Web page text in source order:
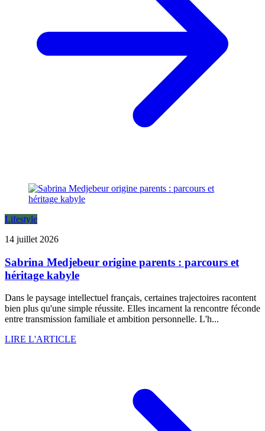
Lifestyle
14 juillet 2026
Sabrina Medjebeur origine parents : parcours et
héritage kabyle
Dans le paysage intellectuel français, certaines trajectoires racontent
bien plus qu'une simple réussite. Elles incarnent la rencontre féconde
entre transmission familiale et ambition personnelle. L'h...
LIRE L'ARTICLE